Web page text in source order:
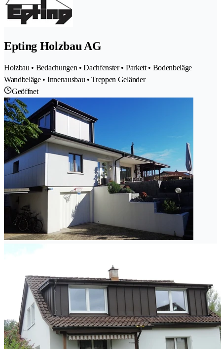
Epting Holzbau AG
Holzbau • Bedachungen • Dachfenster • Parkett • Bodenbeläge
Wandbeläge • Innenausbau • Treppen Geländer
Geöffnet